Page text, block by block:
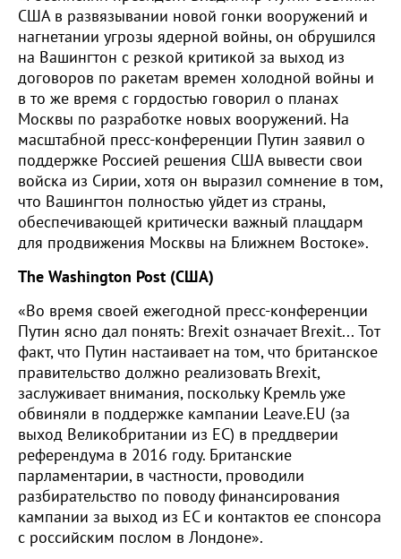
США в развязывании новой гонки вооружений и
нагнетании угрозы ядерной войны, он обрушился
на Вашингтон с резкой критикой за выход из
договоров по ракетам времен холодной войны и
в то же время с гордостью говорил о планах
Москвы по разработке новых вооружений. На
масштабной пресс-конференции Путин заявил о
поддержке Россией решения США вывести свои
войска из Сирии, хотя он выразил сомнение в том,
что Вашингтон полностью уйдет из страны,
обеспечивающей критически важный плацдарм
для продвижения Москвы на Ближнем Востоке».
The Washington Post (США)
«Во время своей ежегодной пресс-конференции
Путин ясно дал понять: Brexit означает Brexit... Тот
факт, что Путин настаивает на том, что британское
правительство должно реализовать Brexit,
заслуживает внимания, поскольку Кремль уже
обвиняли в поддержке кампании Leave.EU (за
выход Великобритании из ЕС) в преддверии
референдума в 2016 году. Британские
парламентарии, в частности, проводили
разбирательство по поводу финансирования
кампании за выход из ЕС и контактов ее спонсора
с российским послом в Лондоне».